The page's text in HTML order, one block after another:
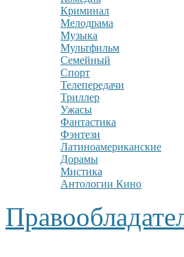
Криминал
Мелодрама
Музыка
Мультфильм
Семейный
Спорт
Телепередачи
Триллер
Ужасы
Фантастика
Фэнтези
Латиноамериканские
Дорамы
Мистика
Антологии Кино